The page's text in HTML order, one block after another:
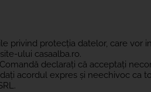
privind protecția datelor, care vor
ului casaalba.ro.
declarați că acceptați
acordul expres și neechivoc ca